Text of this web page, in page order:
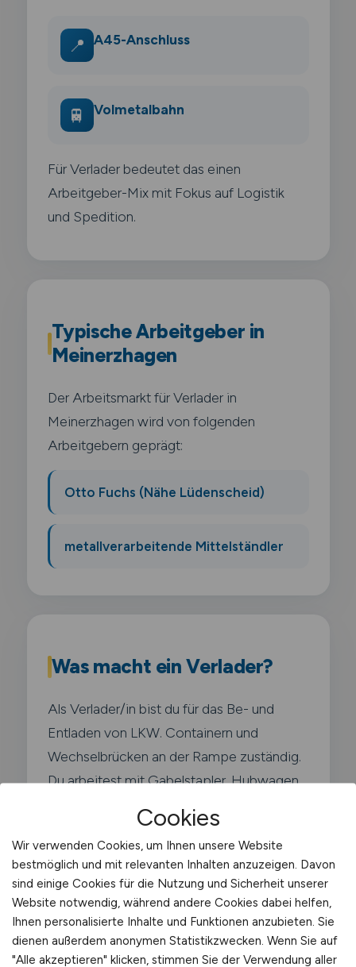
📍 A45-Anschluss
🚆 Volmetalbahn
Für Verlader bedeutet das einen
Arbeitgeber-Mix mit Fokus auf Logistik
und Spedition.
Typische Arbeitgeber in
Meinerzhagen
Der Arbeitsmarkt für Verlader in
Meinerzhagen wird von folgenden
Arbeitgebern geprägt:
Otto Fuchs (Nähe Lüdenscheid)
metallverarbeitende Mittelständler
Was macht ein Verlader?
Als Verlader/in bist du für das Be- und
Entladen von LKW. Containern und
Wechselbrücken an der Rampe zuständig.
Du arbeitest mit Gabelstapler. Hubwagen
die Ware sicher. vollständig und
termingerecht auf die Fahrzeuge verladen
wird.
Typische Aufgaben in
Meinerzhagen
Cookies
Wir verwenden Cookies, um Ihnen unsere Website
bestmöglich und mit relevanten Inhalten anzuzeigen. Davon
sind einige Cookies für die Nutzung und Sicherheit unserer
Website notwendig, während andere Cookies dabei helfen,
Ihnen personalisierte Inhalte und Funktionen anzubieten. Sie
dienen außerdem anonymen Statistikzwecken. Wenn Sie auf
"Alle akzeptieren" klicken, stimmen Sie der Verwendung aller